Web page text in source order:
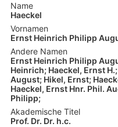
Name
Haeckel
Vornamen
Ernst Heinrich Philipp
Andere Namen
Ernst Heinrich Philipp
Heinrich; Haeckel, Ernst
August; Hikel, Ernst;
Haeckel, Ernst Hnr. Phil.
Philipp;
Akademische Titel
Prof. Dr. Dr. h.c.